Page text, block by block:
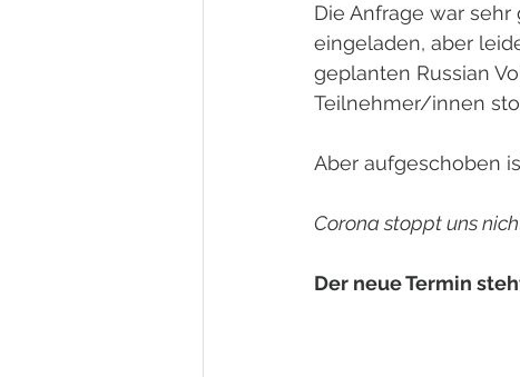
Die Anfrage war
eingeladen, aber
geplanten Russian
Teilnehmer/innen
Aber aufgeschoben
Corona stoppt uns
Der neue Termin